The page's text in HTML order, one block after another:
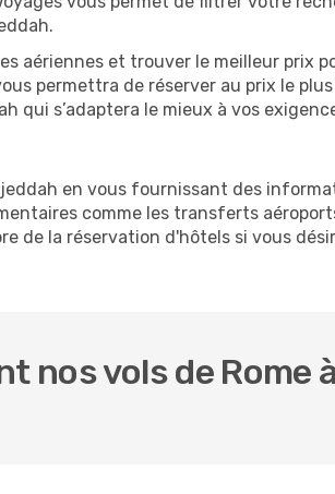
aériennes et trouver le meilleur prix
permettra de réserver au prix le plus
qui s’adaptera le mieux à vos
en vous fournissant des
comme les transferts
de la réservation d'hôtels si vous
nos vols de Rome